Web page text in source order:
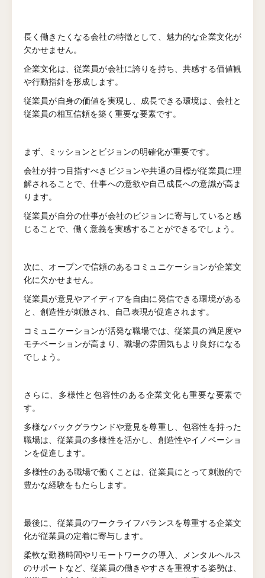
長く働きたくなる会社の特徴として、魅力的な企業文化が
欠かせません。
企業文化は、従業員が会社に誇りを持ち、共感する価値観
や行動指針を形成します。
従業員が自身の価値を実現し、成長できる環境は、会社と
従業員の相互信頼を築く重要な要素です。
まず、ミッションとビジョンの明確化が重要です。
会社が持つ目指すべきビジョンや共通の目標が従業員に理
解されることで、仕事への意欲や自己成長への意識が高ま
ります。
従業員が自分の仕事が会社のビジョンに寄与していると感
じることで、働く意義を実感することができるでしょう。
次に、オープンで信頼のあるコミュニケーションが企業文
化に欠かせません。
従業員が意見やアイディアを自由に発信できる環境がある
と、創造性が刺激され、自己表現が促進されます。
コミュニケーションが活発な職場では、従業員の満足度や
モチベーションが高まり、職場の雰囲気もより良好になる
でしょう。
さらに、多様性と包容性のある企業文化も重要な要素で
す。
多様なバックグラウンドや意見を尊重し、包容性を持った
職場は、従業員の多様性を活かし、創造性やイノベーショ
ンを促進します。
多様性のある職場で働くことは、従業員にとって刺激的で
豊かな経験をもたらします。
最後に、従業員のワークライフバランスを尊重する企業文
化が従業員の定着に寄与します。
柔軟な勤務時間やリモートワークの導入、メンタルヘルス
のサポートなど、従業員の働きやすさを重視する姿勢は、